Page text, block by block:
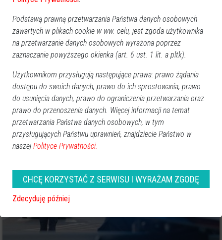
11
2025-01-16 14:19
Trzech pijanych kierowców zatrzymanych w
Ostrołęce – rekordzista miał 2 promile
Podstawą prawną przetwarzania Państwa danych osobowych
zawartych w plikach cookie w ww. celu, jest zgoda użytkownika
na przetwarzanie danych osobowych wyrażona poprzez
zaznaczanie powyższego okienka (art. 6 ust. 1 lit. a pltk).
Użytkownikom przysługują następujące prawa: prawo żądania
dostępu do swoich danych, prawo do ich sprostowania, prawo
do usunięcia danych, prawo do ograniczenia przetwarzania oraz
prawo do przenoszenia danych. Więcej informacji na temat
przetwarzania Państwa danych osobowych, w tym
przysługujących Państwu uprawnień, znajdziecie Państwo w
naszej Polityce Prywatności.
CHCĘ KORZYSTAĆ Z SERWISU I WYRAŻAM ZGODĘ
Zdecyduję później